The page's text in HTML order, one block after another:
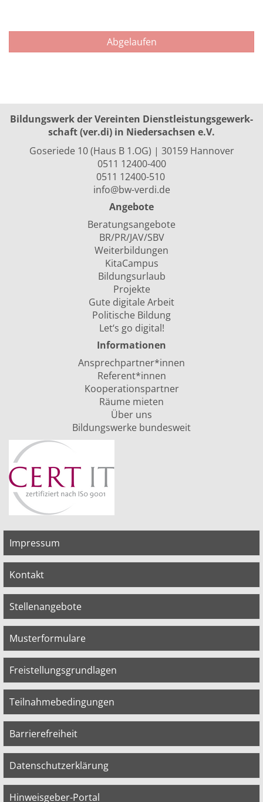
Abgelaufen
Bildungswerk der Vereinten Dienst­leis­tungs­ge­werk­
schaft (ver.di) in Niedersachsen e.V.
Goseriede 10 (Haus B 1.OG) | 30159 Hannover
0511 12400-400
0511 12400-510
info@bw-verdi.de
Angebote
Beratungsangebote
BR/PR/JAV/SBV
Weiterbildungen
KitaCampus
Bildungsurlaub
Projekte
Gute digitale Arbeit
Politische Bildung
Let‘s go digital!
Informationen
Ansprechpartner*innen
Referent*innen
Kooperationspartner
Räume mieten
Über uns
Bildungswerke bundesweit
Impressum
Kontakt
Stellenangebote
Musterformulare
Freistellungsgrundlagen
Teilnahmebedingungen
Barrierefreiheit
Datenschutzerklärung
Hinweisgeber-Portal